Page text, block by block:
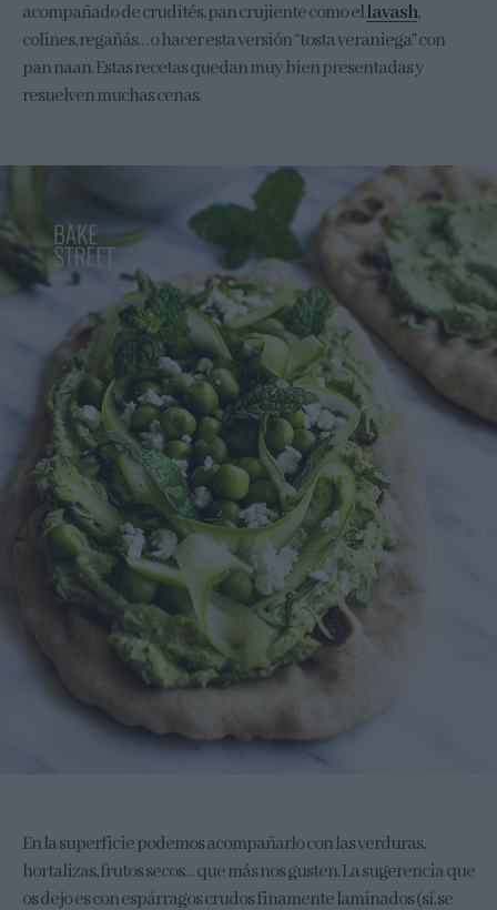
acompañado de crudités, pan crujiente como ellavash,
colines, regañás… o hacer esta versión “tosta veraniega” con
pan naan. Estas recetas quedan muy bien presentadas y
resuelven muchas cenas.
En la superficie podemos acompañarlo con las verduras,
hortalizas, frutos secos… que más nos gusten. La sugerencia que
os dejo es con espárragos crudos finamente laminados (sí, se